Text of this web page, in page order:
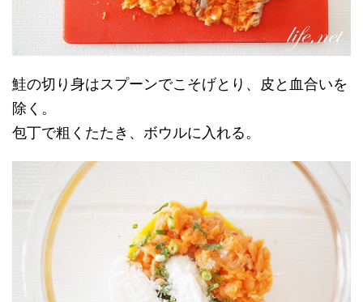
鮭の切り身はスプーンでこそげとり、皮と血合いを
除く。
包丁で粗くたたき、ボウルに入れる。